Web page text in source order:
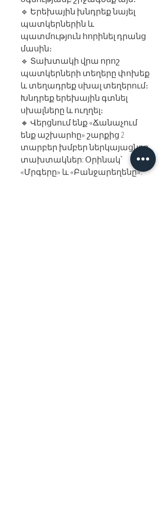
🔹 Երեխային խնդրեք նայել
պատկերներին և
պատմություն հորինել դրանց
մասին։
🔹 Տախտակի վրա որոշ
պատկերների տեղերը փոխեք
և տեղադրեք սխալ տեղերում։
Խնդրեք երեխային գտնել
սխալները և ուղղել։
🔸 Վերցնում ենք «Ճանաչում
ենք աշխարհը» շարքից 2
տարբեր խմբեր ներկայացնող
տախտակներ: Օրինակ՝
«Մրգերը» և «Բանջարեղենը»: